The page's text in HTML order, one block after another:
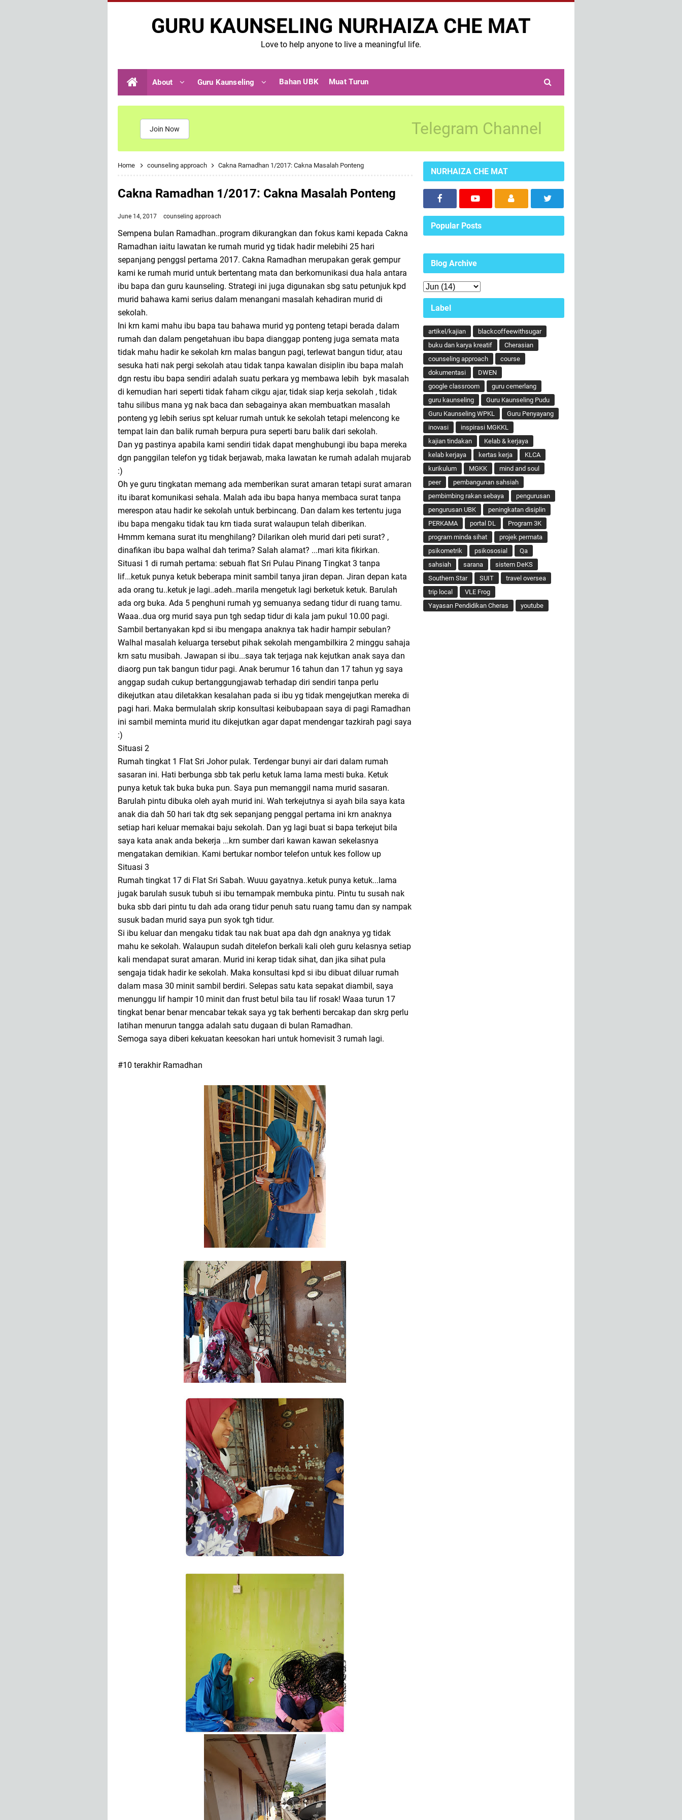
GURU KAUNSELING NURHAIZA CHE MAT
Love to help anyone to live a meaningful life.
About Guru Kaunseling Bahan UBK Muat Turun
Join Now Telegram Channel
Home counseling approach Cakna Ramadhan 1/2017: Cakna Masalah Ponteng
Cakna Ramadhan 1/2017: Cakna Masalah Ponteng
June 14, 2017 counseling approach
Sempena bulan Ramadhan..program dikurangkan dan fokus kami kepada Cakna
Ramadhan iaitu lawatan ke rumah murid yg tidak hadir melebihi 25 hari
sepanjang penggsl pertama 2017. Cakna Ramadhan merupakan gerak gempur
kami ke rumah murid untuk bertentang mata dan berkomunikasi dua hala antara
ibu bapa dan guru kaunseling. Strategi ini juga digunakan sbg satu petunjuk kpd
murid bahawa kami serius dalam menangani masalah kehadiran murid di
sekolah.
Ini krn kami mahu ibu bapa tau bahawa murid yg ponteng tetapi berada dalam
rumah dan dalam pengetahuan ibu bapa dianggap ponteng juga semata mata
tidak mahu hadir ke sekolah krn malas bangun pagi, terlewat bangun tidur, atau
sesuka hati nak pergi sekolah atau tidak tanpa kawalan disiplin ibu bapa malah
dgn restu ibu bapa sendiri adalah suatu perkara yg membawa lebih byk masalah
di kemudian hari seperti tidak faham cikgu ajar, tidak siap kerja sekolah , tidak
tahu silibus mana yg nak baca dan sebagainya akan membuatkan masalah
ponteng yg lebih serius spt keluar rumah untuk ke sekolah tetapi melencong ke
tempat lain dan balik rumah berpura pura seperti baru balik dari sekolah.
Dan yg pastinya apabila kami sendiri tidak dapat menghubungi ibu bapa mereka
dgn panggilan telefon yg tidak berjawab, maka lawatan ke rumah adalah mujarab
:)
Oh ye guru tingkatan memang ada memberikan surat amaran tetapi surat amaran
itu ibarat komunikasi sehala. Malah ada ibu bapa hanya membaca surat tanpa
merespon atau hadir ke sekolah untuk berbincang. Dan dalam kes tertentu juga
ibu bapa mengaku tidak tau krn tiada surat walaupun telah diberikan.
Hmmm kemana surat itu menghilang? Dilarikan oleh murid dari peti surat? ,
dinafikan ibu bapa walhal dah terima? Salah alamat? ...mari kita fikirkan.
Situasi 1 di rumah pertama: sebuah flat Sri Pulau Pinang Tingkat 3 tanpa
lif...ketuk punya ketuk beberapa minit sambil tanya jiran depan. Jiran depan kata
ada orang tu..ketuk je lagi..adeh..marila mengetuk lagi berketuk ketuk. Barulah
ada org buka. Ada 5 penghuni rumah yg semuanya sedang tidur di ruang tamu.
Waaa..dua org murid saya pun tgh sedap tidur di kala jam pukul 10.00 pagi.
Sambil bertanyakan kpd si ibu mengapa anaknya tak hadir hampir sebulan?
Walhal masalah keluarga tersebut pihak sekolah mengambilkira 2 minggu sahaja
krn satu musibah. Jawapan si ibu...saya tak terjaga nak kejutkan anak saya dan
diaorg pun tak bangun tidur pagi. Anak berumur 16 tahun dan 17 tahun yg saya
anggap sudah cukup bertanggungjawab terhadap diri sendiri tanpa perlu
dikejutkan atau diletakkan kesalahan pada si ibu yg tidak mengejutkan mereka di
pagi hari. Maka bermulalah skrip konsultasi keibubapaan saya di pagi Ramadhan
ini sambil meminta murid itu dikejutkan agar dapat mendengar tazkirah pagi saya
:)
Situasi 2
Rumah tingkat 1 Flat Sri Johor pulak. Terdengar bunyi air dari dalam rumah
sasaran ini. Hati berbunga sbb tak perlu ketuk lama lama mesti buka. Ketuk
punya ketuk tak buka buka pun. Saya pun memanggil nama murid sasaran.
Barulah pintu dibuka oleh ayah murid ini. Wah terkejutnya si ayah bila saya kata
anak dia dah 50 hari tak dtg sek sepanjang penggal pertama ini krn anaknya
setiap hari keluar memakai baju sekolah. Dan yg lagi buat si bapa terkejut bila
saya kata anak anda bekerja ...krn sumber dari kawan kawan sekelasnya
mengatakan demikian. Kami bertukar nombor telefon untuk kes follow up
Situasi 3
Rumah tingkat 17 di Flat Sri Sabah. Wuuu gayatnya..ketuk punya ketuk...lama
jugak barulah susuk tubuh si ibu ternampak membuka pintu. Pintu tu susah nak
buka sbb dari pintu tu dah ada orang tidur penuh satu ruang tamu dan sy nampak
susuk badan murid saya pun syok tgh tidur.
Si ibu keluar dan mengaku tidak tau nak buat apa dah dgn anaknya yg tidak
mahu ke sekolah. Walaupun sudah ditelefon berkali kali oleh guru kelasnya setiap
kali mendapat surat amaran. Murid ini kerap tidak sihat, dan jika sihat pula
sengaja tidak hadir ke sekolah. Maka konsultasi kpd si ibu dibuat diluar rumah
dalam masa 30 minit sambil berdiri. Selepas satu kata sepakat diambil, saya
menunggu lif hampir 10 minit dan frust betul bila tau lif rosak! Waaa turun 17
tingkat benar benar mencabar tekak saya yg tak berhenti bercakap dan skrg perlu
latihan menurun tangga adalah satu dugaan di bulan Ramadhan.
Semoga saya diberi kekuatan keesokan hari untuk homevisit 3 rumah lagi.
#10 terakhir Ramadhan
NURHAIZA CHE MAT
Popular Posts
Blog Archive
Label
artikel/kajian
blackcoffeewithsugar
buku dan karya kreatif
Cherasian
counseling approach
course
dokumentasi
DWEN
google classroom
guru cemerlang
guru kaunseling
Guru Kaunseling Pudu
Guru Kaunseling WPKL
Guru Penyayang
inovasi
inspirasi MGKKL
kajian tindakan
Kelab & kerjaya
kelab kerjaya
kertas kerja
KLCA
kurikulum
MGKK
mind and soul
peer
pembangunan sahsiah
pembimbing rakan sebaya
pengurusan
pengurusan UBK
peningkatan disiplin
PERKAMA
portal DL
Program 3K
program minda sihat
projek permata
psikometrik
psikososial
Qa
sahsiah
sarana
sistem DeKS
Southern Star
SUIT
travel oversea
trip local
VLE Frog
Yayasan Pendidikan Cheras
youtube